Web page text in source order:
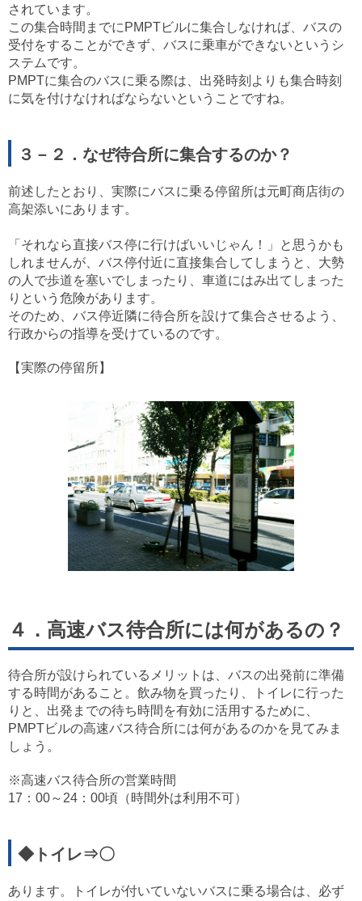
されています。
この集合時間までにPMPTビルに集合しなければ、バスの
受付をすることができず、バスに乗車ができないというシ
ステムです。
PMPTに集合のバスに乗る際は、出発時刻よりも集合時刻
に気を付けなければならないということですね。
３－２．なぜ待合所に集合するのか？
前述したとおり、実際にバスに乗る停留所は元町商店街の
高架添いにあります。
「それなら直接バス停に行けばいいじゃん！」と思うかも
しれませんが、バス停付近に直接集合してしまうと、大勢
の人で歩道を塞いでしまったり、車道にはみ出てしまった
りという危険があります。
そのため、バス停近隣に待合所を設けて集合させるよう、
行政からの指導を受けているのです。
【実際の停留所】
４．高速バス待合所には何があるの？
待合所が設けられているメリットは、バスの出発前に準備
する時間があること。飲み物を買ったり、トイレに行った
りと、出発までの待ち時間を有効に活用するために、
PMPTビルの高速バス待合所には何があるのかを見てみま
しょう。
※高速バス待合所の営業時間
17：00～24：00頃（時間外は利用不可）
◆トイレ⇒〇
あります。トイレが付いていないバスに乗る場合は、必ず